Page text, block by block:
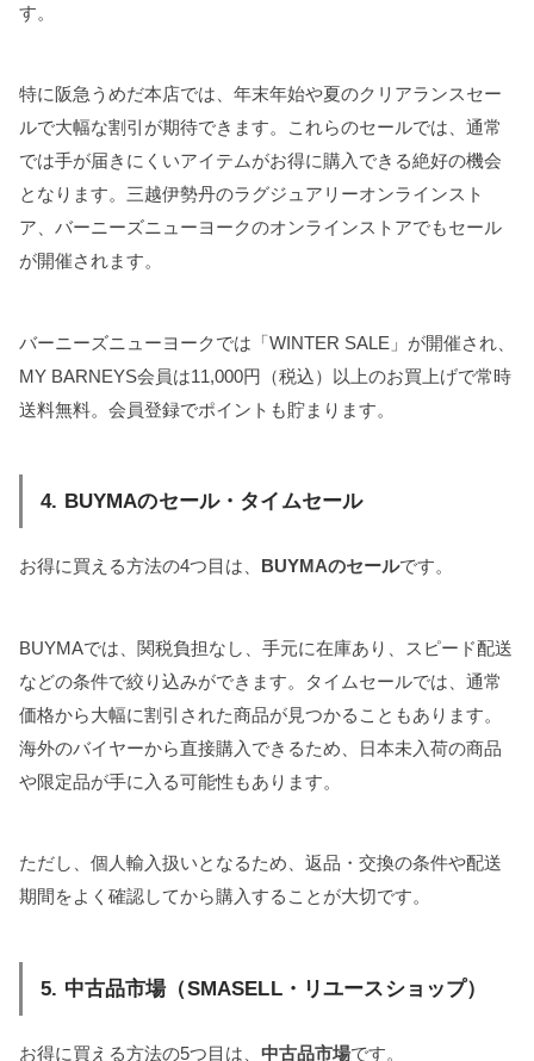
す。
特に阪急うめだ本店では、年末年始や夏のクリアランスセー
ルで大幅な割引が期待できます。これらのセールでは、通常
では手が届きにくいアイテムがお得に購入できる絶好の機会
となります。三越伊勢丹のラグジュアリーオンラインスト
ア、バーニーズニューヨークのオンラインストアでもセール
が開催されます。
バーニーズニューヨークでは「WINTER SALE」が開催され、
MY BARNEYS会員は11,000円（税込）以上のお買上げで常時
送料無料。会員登録でポイントも貯まります。
4. BUYMAのセール・タイムセール
お得に買える方法の4つ目は、 BUYMAのセールです。
BUYMAでは、関税負担なし、手元に在庫あり、スピード配送
などの条件で絞り込みができます。タイムセールでは、通常
価格から大幅に割引された商品が見つかることもあります。
海外のバイヤーから直接購入できるため、日本未入荷の商品
や限定品が手に入る可能性もあります。
ただし、個人輸入扱いとなるため、返品・交換の条件や配送
期間をよく確認してから購入することが大切です。
5. 中古品市場（SMASELL・リユースショップ）
お得に買える方法の5つ目は、 中古品市場です。